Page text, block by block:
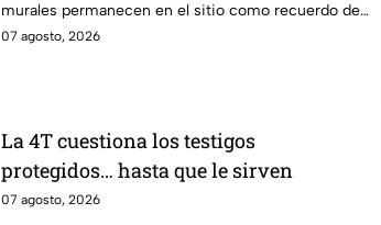
murales permanecen en el sitio como recuerdo de
las víctimas.
07 agosto, 2026
La 4T cuestiona los testigos
protegidos… hasta que le sirven
07 agosto, 2026